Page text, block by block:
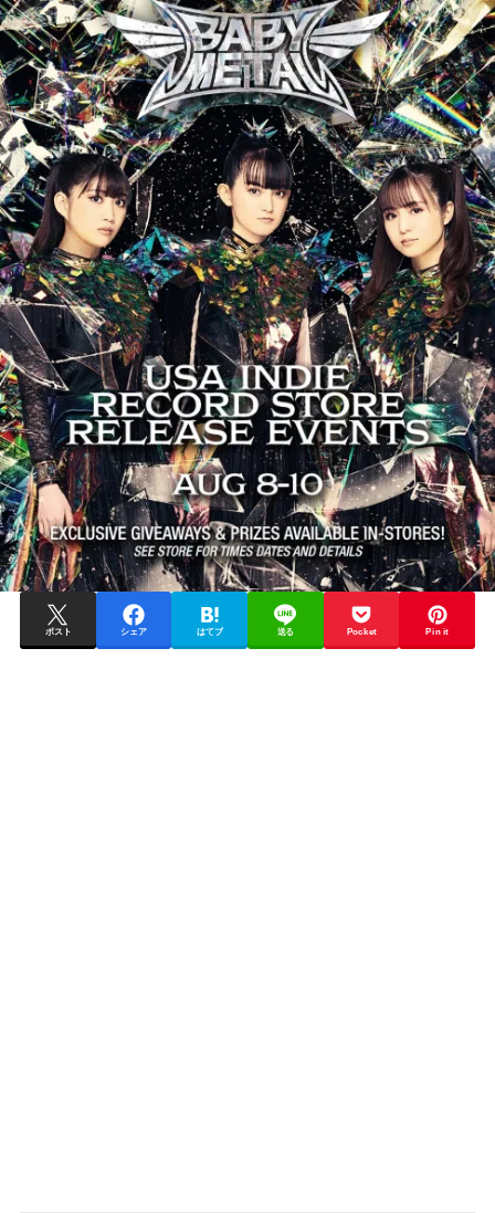
ポスト シェア はてブ 送る Pocket Pin it